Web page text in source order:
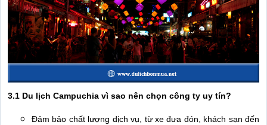
3.1 Du lịch Campuchia vì sao nên chọn công ty uy tín?
Đảm bảo chất lượng dịch vụ, từ xe đưa đón, khách sạn đến